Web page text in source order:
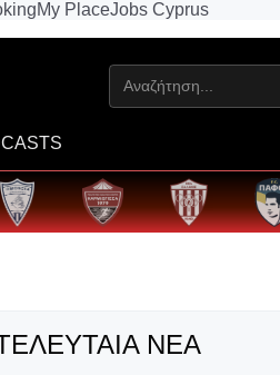
My PlaceJobs Cyprus
ΝΈΑ